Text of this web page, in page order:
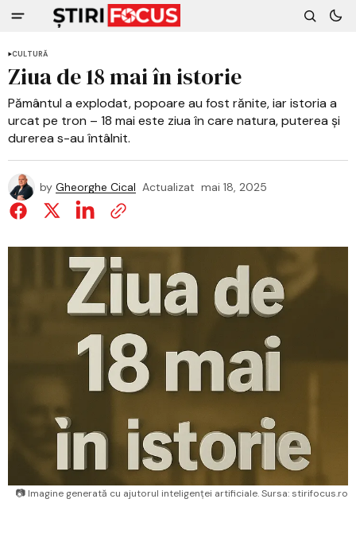
CULTURĂ
Ziua de 18 mai în istorie
Pământul a explodat, popoare au fost rănite, iar istoria a
urcat pe tron – 18 mai este ziua în care natura, puterea și
durerea s-au întâlnit.
by Gheorghe Cical Actualizat mai 18, 2025
📷 Imagine generată cu ajutorul inteligenței artificiale. Sursa: stirifocus.ro